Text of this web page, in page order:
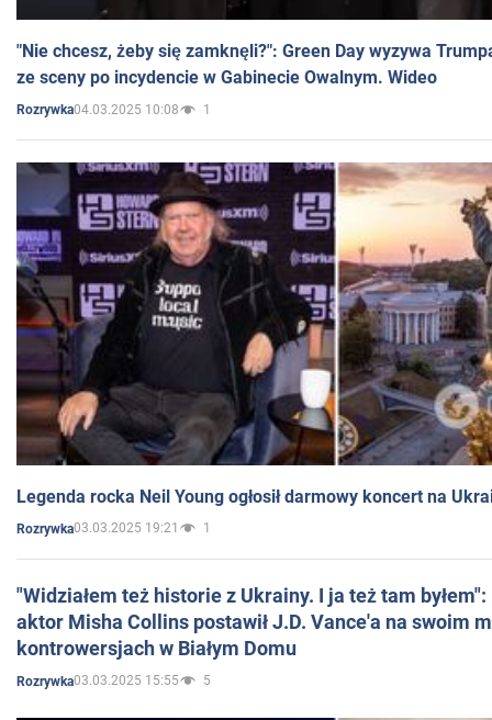
"Nie chcesz, żeby się zamknęli?": Green Day wyzywa
ze sceny po incydencie w Gabinecie Owalnym. Wideo
Rozrywka04.03.2025 10:08 1
Legenda rocka Neil Young ogłosił darmowy koncert na
Rozrywka03.03.2025 19:21 1
"Widziałem też historie z Ukrainy. I ja też tam
aktor Misha Collins postawił J.D. Vance'a na swoim
kontrowersjach w Białym Domu
Rozrywka03.03.2025 15:55 5